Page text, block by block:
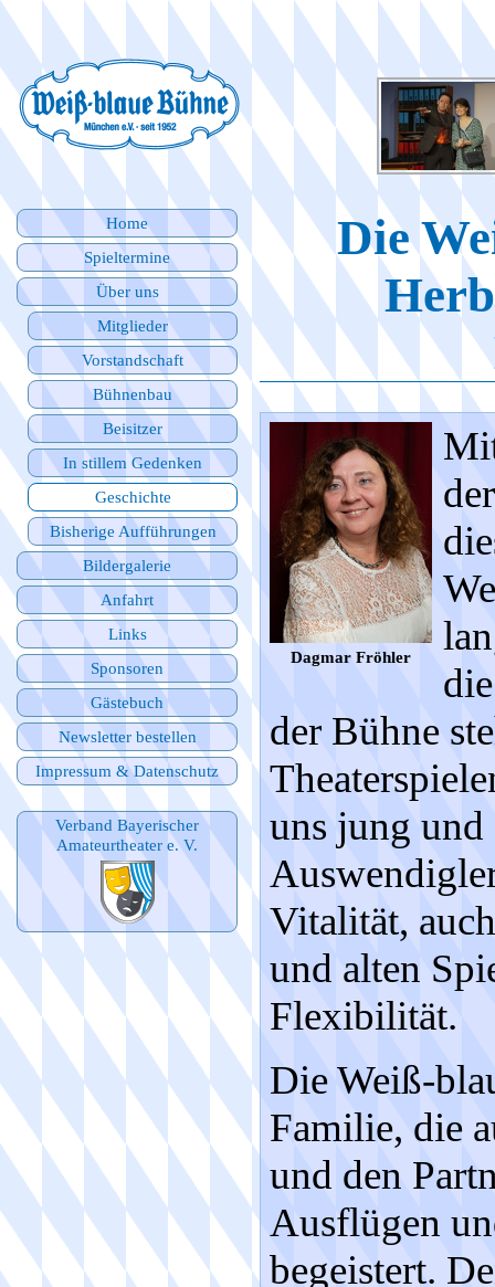
Home
Spieltermine
Über uns
Mitglieder
Vorstandschaft
Bühnenbau
Beisitzer
In stillem Gedenken
Geschichte
Bisherige Aufführungen
Bildergalerie
Anfahrt
Links
Sponsoren
Gästebuch
Newsletter bestellen
Impressum & Datenschutz
Verband Bayerischer
Amateurtheater e. V.
Die
Dagmar Fröhler
der Bühne
uns jung
Vitalität,
und alten
Flexibilität.
Die Weiß-
Familie, die
und den
Ausflügen
begeistert.